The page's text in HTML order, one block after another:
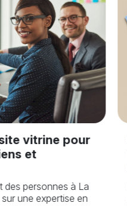
vitrine pour
et
des personnes à La
une expertise en